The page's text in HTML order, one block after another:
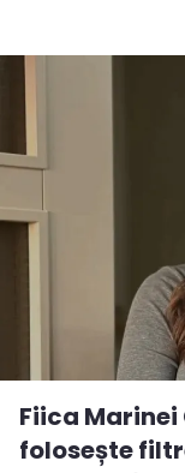
Fiica
folosește